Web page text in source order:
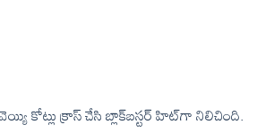
కోట్లు క్రాస్ చేసి బ్లాక్‌బస్టర్ హిట్‌గా నిలిచింది.